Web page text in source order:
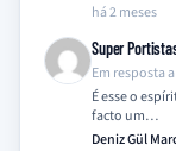
há 2 meses
Super
Em resposta a
É esse o
facto um…
Deniz Gül